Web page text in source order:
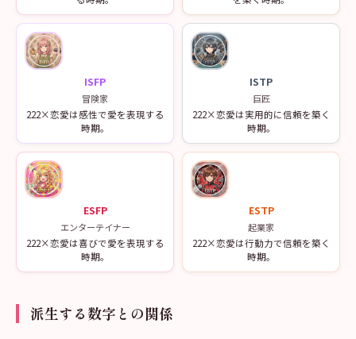
ISFP
冒険家
222×恋愛は感性で愛を表現する
時期。
ISTP
巨匠
222×恋愛は実用的に信頼を築く
時期。
ESFP
エンターテイナー
222×恋愛は喜びで愛を表現する
時期。
ESTP
起業家
222×恋愛は行動力で信頼を築く
時期。
派生する数字との関係